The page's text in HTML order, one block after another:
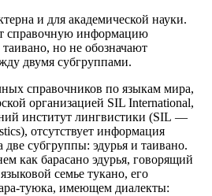
и для академической науки.
справочную информацию
но не обозначают
двумя субгруппами.
справочников по языкам мира,
организацией SIL International,
институт лингвистики (SIL —
отсутствует информация
две субгруппы: эдурья и таивано.
как барасано эдурья, говорящий
семье тукано, его
туюка, имеющем диалекты: